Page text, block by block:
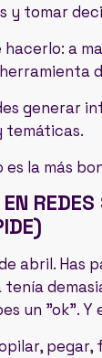
y tomar
hacerlo: a
generar
temáticas.
es la más
abril. Has
tenía
un "ok".